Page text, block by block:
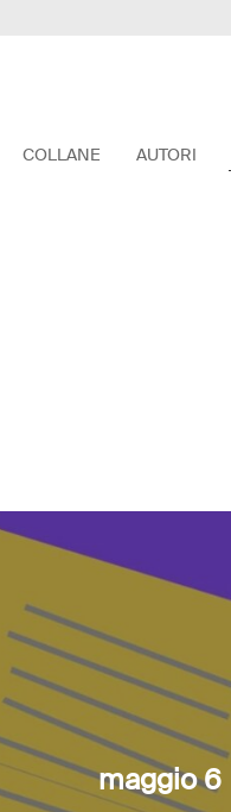
COLLANE AUTORI
maggio 6